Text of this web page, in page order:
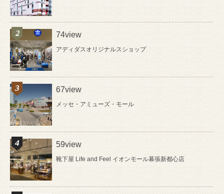
74view
アディダスオリジナルスショップ
67view
メッセ・アミューズ・モール
59view
靴下屋 Life and Feel イオンモール幕張新都心店